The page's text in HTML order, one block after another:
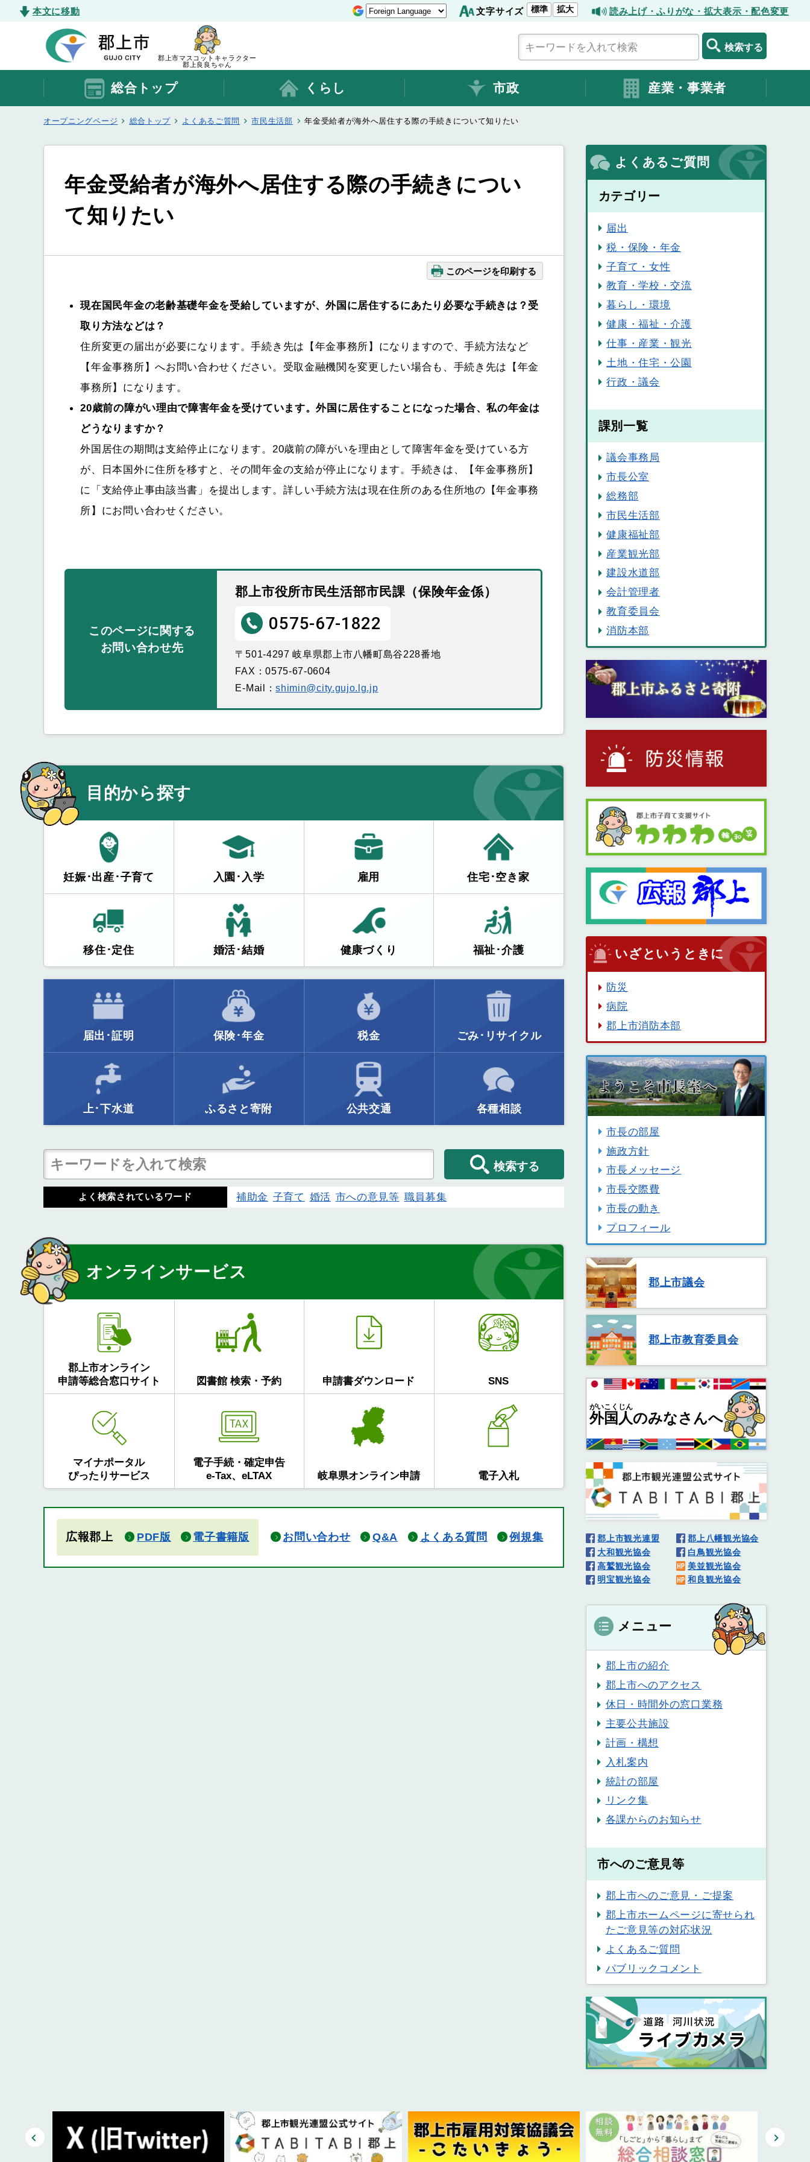
本文に移動 文字サイズ 標準 拡大 読み上げ・ふりがな・拡大表示・配色変更
郡上市マスコットキャラクター
郡上良良ちゃん
検索する
総合トップ くらし 市政 産業・事業者
オープニングページ 総合トップ よくあるご質問 市民生活部 年金受給者が海外へ居住する際の手続きについて知りたい
年金受給者が海外へ居住する際の手続きについ
て知りたい
このページを印刷する
現在国民年金の老齢基礎年金を受給していますが、外国に居住するにあたり必要な手続きは？受
取り方法などは？
住所変更の届出が必要になります。手続き先は【年金事務所】になりますので、手続方法など
【年金事務所】へお問い合わせください。受取金融機関を変更したい場合も、手続き先は【年金
事務所】になります。
20歳前の障がい理由で障害年金を受けています。外国に居住することになった場合、私の年金は
どうなりますか？
外国居住の期間は支給停止になります。20歳前の障がいを理由として障害年金を受けている方
が、日本国外に住所を移すと、その間年金の支給が停止になります。手続きは、【年金事務所】
に「支給停止事由該当書」を提出します。詳しい手続方法は現在住所のある住所地の【年金事務
所】にお問い合わせください。
このページに関する
お問い合わせ先
郡上市役所市民生活部市民課（保険年金係）
0575-67-1822
〒501-4297 岐阜県郡上市八幡町島谷228番地
FAX：0575-67-0604
E-Mail：shimin@city.gujo.lg.jp
目的から探す
妊娠･出産･子育て 入園･入学 雇用 住宅･空き家
移住･定住 婚活･結婚 健康づくり 福祉･介護
届出･証明 保険･年金 税金 ごみ･リサイクル
上･下水道 ふるさと寄附 公共交通 各種相談
検索する
よく検索されているワード 補助金 子育て 婚活 市への意見等 職員募集
オンラインサービス
郡上市オンライン
申請等総合窓口サイト
図書館 検索・予約 申請書ダウンロード SNS
マイナポータル
ぴったりサービス
電子手続・確定申告
e-Tax、eLTAX
岐阜県オンライン申請 電子入札
広報郡上 PDF版 電子書籍版 お問い合わせ Q&A よくある質問 例規集
よくあるご質問
カテゴリー
届出
税・保険・年金
子育て・女性
教育・学校・交流
暮らし・環境
健康・福祉・介護
仕事・産業・観光
土地・住宅・公園
行政・議会
課別一覧
議会事務局
市長公室
総務部
市民生活部
健康福祉部
産業観光部
建設水道部
会計管理者
教育委員会
消防本部
いざというときに
防災
病院
郡上市消防本部
市長の部屋
施政方針
市長メッセージ
市長交際費
市長の動き
プロフィール
郡上市議会
郡上市教育委員会
外国人
がいこくじん
のみなさんへ
郡上市観光連盟
郡上八幡観光協会
大和観光協会
白鳥観光協会
高鷲観光協会
美並観光協会
明宝観光協会
和良観光協会
メニュー
郡上市の紹介
郡上市へのアクセス
休日・時間外の窓口業務
主要公共施設
計画・構想
入札案内
統計の部屋
リンク集
各課からのお知らせ
市へのご意見等
郡上市へのご意見・ご提案
郡上市ホームページに寄せられ
たご意見等の対応状況
よくあるご質問
パブリックコメント